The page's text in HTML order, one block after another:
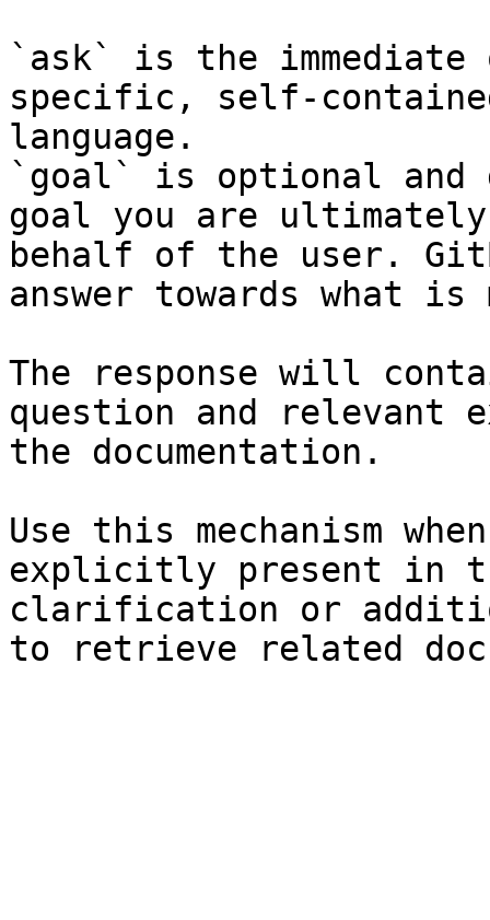
`ask` is the
specific, self-
language.
`goal` is optional and
goal you are
behalf of the user.
answer towards what
The response will
question and relevant
the documentation.
Use this mechanism
explicitly present in
clarification or